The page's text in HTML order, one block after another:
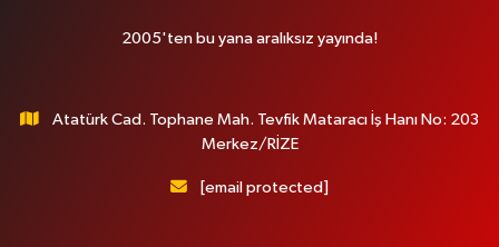
2005'ten bu yana aralıksız yayında!
Atatürk Cad. Tophane Mah. Tevfik Mataracı İş Hanı No: 203
Merkez/RİZE
[email protected]